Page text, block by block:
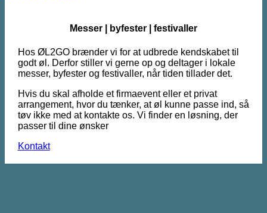
Messer | byfester | festivaller
Hos ØL2GO brænder vi for at udbrede kendskabet til
godt øl. Derfor stiller vi gerne op og deltager i lokale
messer, byfester og festivaller, når tiden tillader det.
Hvis du skal afholde et firmaevent eller et privat
arrangement, hvor du tænker, at øl kunne passe ind, så
tøv ikke med at kontakte os. Vi finder en løsning, der
passer til dine ønsker
Kontakt